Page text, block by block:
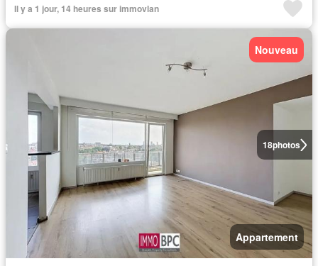
Il y a 1 jour, 14 heures sur immovlan
18photos
Nouveau
Appartement